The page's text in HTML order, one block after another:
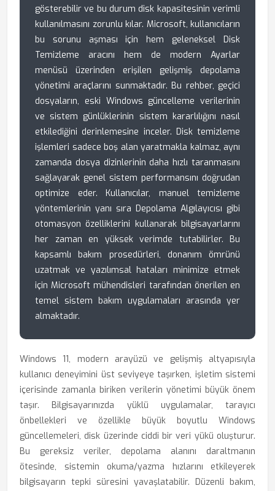
gösterebilir ve bu durum disk kapasitesinin verimli
kullanılmasını zorunlu kılar. Microsoft, kullanıcıların
bu sorunu aşması için hem geleneksel Disk
Temizleme aracını hem de modern Ayarlar
menüsü üzerinden erişilen gelişmiş depolama
yönetimi araçlarını sunmaktadır. Bu rehber, geçici
dosyaların, eski Windows güncelleme verilerinin
ve sistem günlüklerinin sistem kararlılığını nasıl
etkilediğini derinlemesine inceler. Disk temizleme
işlemleri sadece boş alan yaratmakla kalmaz, aynı
zamanda dosya dizinlerinin daha hızlı taranmasını
sağlayarak genel sistem performansını doğrudan
optimize eder. Kullanıcılar, manuel temizleme
yöntemlerinin yanı sıra Depolama Algılayıcısı gibi
otomasyon özelliklerini kullanarak bilgisayarlarını
her zaman en yüksek verimde tutabilirler. Bu
kapsamlı bakım prosedürleri, donanım ömrünü
uzatmak ve yazılımsal hataları minimize etmek
için Microsoft mühendisleri tarafından önerilen en
temel sistem bakım uygulamaları arasında yer
almaktadır.
Windows 11, modern arayüzü ve gelişmiş altyapısıyla
kullanıcı deneyimini üst seviyeye taşırken, işletim sistemi
içerisinde zamanla biriken verilerin yönetimi büyük önem
taşır. Bilgisayarınızda yüklü uygulamalar, tarayıcı
önbellekleri ve özellikle büyük boyutlu Windows
güncellemeleri, disk üzerinde ciddi bir veri yükü oluşturur.
Bu gereksiz veriler, depolama alanını daraltmanın
ötesinde, sistemin okuma/yazma hızlarını etkileyerek
bilgisayarın tepki süresini yavaşlatabilir. Düzenli bakım,